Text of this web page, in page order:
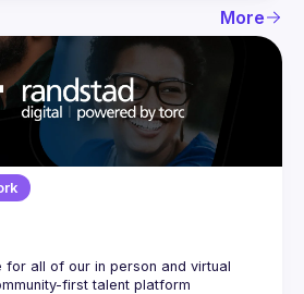
More
for all of our in person and virtual
first talent platform